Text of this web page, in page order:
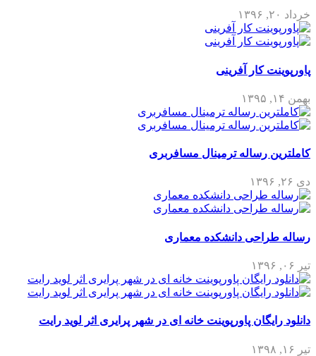
خرداد ۲۰, ۱۳۹۶
پاورپوینت کار آفرینی
بهمن ۱۴, ۱۳۹۵
کاملترین رساله ترمینال مسافربری
دی ۲۶, ۱۳۹۶
رساله طراحی دانشکده معماری
تیر ۰۶, ۱۳۹۶
دانلود رایگان پاورپوینت خانه‌ ای در شهر پرایری اثر لوید رایت
تیر ۱۶, ۱۳۹۸